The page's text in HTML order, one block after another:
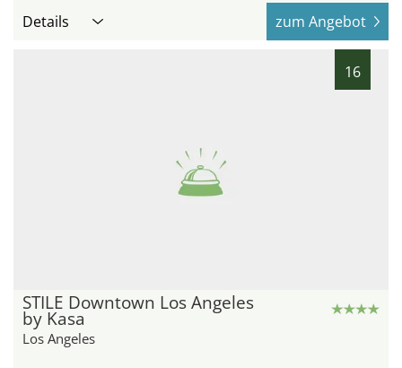
Details zum Angebot
16
STILE Downtown Los Angeles
by Kasa
Los Angeles